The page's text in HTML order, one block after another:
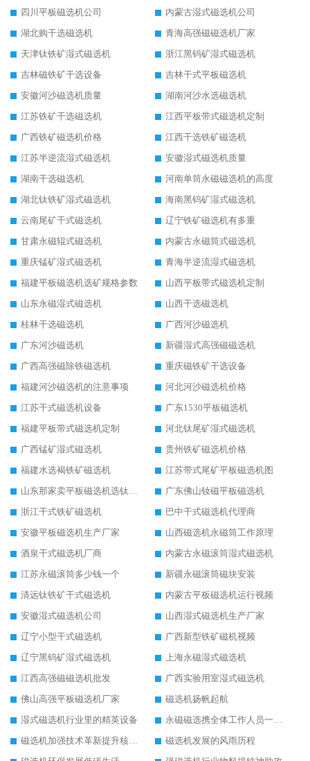
四川平板磁选机公司
内蒙古湿式磁选机公司
湖北购干选磁选机
青海高强磁磁选机厂家
天津钛铁矿湿式磁选机
浙江黑钨矿湿式磁选机
吉林磁铁矿干选设备
吉林干式平板磁选机
安徽河沙磁选机质量
湖南河沙水选磁选机
江苏铁矿干选磁选机
江西平板带式磁选机定制
广西铁矿磁选机价格
江西干选铁矿磁选机
江苏半逆流湿式磁选机
安徽湿式磁选机质量
湖南干选磁选机
河南单筒永磁磁选机的高度
湖北钛铁矿湿式磁选机
海南黑钨矿湿式磁选机
云南尾矿干式磁选机
辽宁铁矿磁选机有多重
甘肃永磁辊式磁选机
内蒙古永磁筒式磁选机
重庆锰矿湿式磁选机
青海半逆流湿式磁选机
福建平板磁选机选矿规格参数
山西平板带式磁选机定制
山东永磁湿式磁选机
山西干选磁选机
桂林干选磁选机
广西河沙磁选机
广东河沙磁选机
新疆湿式高强磁磁选机
广西高强磁除铁磁选机
重庆磁铁矿干选设备
福建河沙磁选机的注意事项
河北河沙磁选机价格
江苏干式磁选机设备
广东1530平板磁选机
福建平板带式磁选机定制
河北钛尾矿湿式磁选机
广西锰矿湿式磁选机
贵州铁矿磁选机价格
福建水选褐铁矿磁选机
江苏带式尾矿平板磁选机图
山东那家卖平板磁选机选钛矿用
广东佛山钕磁平板磁选机
浙江干式铁矿磁选机
巴中干式磁选机代理商
安徽平板磁选机生产厂家
山西磁选机永磁筒工作原理
酒泉干式磁选机厂商
内蒙古永磁滚筒湿式磁选机
江苏永磁滚筒多少钱一个
新疆永磁滚筒磁块安装
清远钛铁矿干式磁选机
内蒙古平板磁选机运行视频
安徽湿式磁选机公司
山西湿式磁选机生产厂家
辽宁小型干式磁选机
广西新型铁矿磁机视频
辽宁黑钨矿湿式磁选机
上海永磁湿式磁选机
江西高强磁磁选机批发
广西实验用室湿式磁选机
佛山高强平板磁选机厂家
磁选机扬帆起航
湿式磁选机行业里的精英设备
永磁磁选携全体工作人员一起闯
磁选机加强技术革新提升核心竞争力
磁选机发展的风雨历程